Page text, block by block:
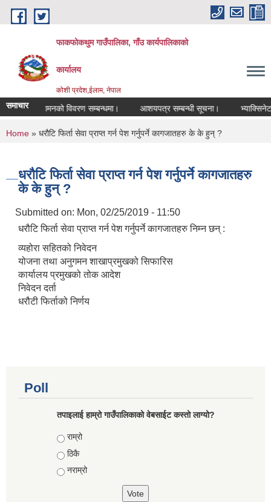
Skip to main content
फाकफोकथुम गाउँपालिका, गाँउ कार्यपालिकाको
कार्यालय
कोशी प्रदेश,ईलाम, नेपाल
समाचार
तथा अनुगमनको विवरण सम्बन्धमा। आशयपत्र सम्बन्धी सूचना।
You are here
Home » धरौटि फिर्ता सेवा प्राप्त गर्न पेश गर्नुपर्ने कागजातहरु के के हुन् ?
धरौटि फिर्ता सेवा प्राप्त गर्न पेश गर्नुपर्ने कागजातहरु
के के हुन् ?
Submitted on: Mon, 02/25/2019 - 11:50
धरौटि फिर्ता सेवा प्राप्त गर्न पेश गर्नुपर्ने कागजातहरु निम्न छन् :
व्यहोरा सहितको निवेदन
योजना तथा अनुगमन शाखाप्रमुखको सिफारिस
कार्यालय प्रमुखको तोक आदेश
निवेदन दर्ता
धरौटी फिर्ताको निर्णय
Poll
तपाइलाई हाम्रो गाउँपालिकाको वेबसाईट कस्तो लाग्यो?
Choices
राम्रो
ठिकै
नराम्रो